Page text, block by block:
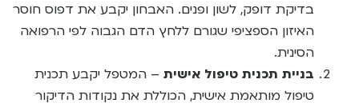
בדיקת דופק, לשון ופנים. האבחון יקבע את דפוס חוסר
האיזון הספציפי שגורם ללחץ הדם הגבוה לפי הרפואה
הסינית.
בניית תכנית טיפול אישית – המטפל יקבע תכנית
טיפול מותאמת אישית, הכוללת את נקודות הדיקור